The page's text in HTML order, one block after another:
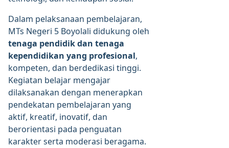
Dalam pelaksanaan pembelajaran,
MTs Negeri 5 Boyolali didukung oleh
tenaga pendidik dan tenaga
kependidikan yang profesional,
kompeten, dan berdedikasi tinggi.
Kegiatan belajar mengajar
dilaksanakan dengan menerapkan
pendekatan pembelajaran yang
aktif, kreatif, inovatif, dan
berorientasi pada penguatan
karakter serta moderasi beragama.